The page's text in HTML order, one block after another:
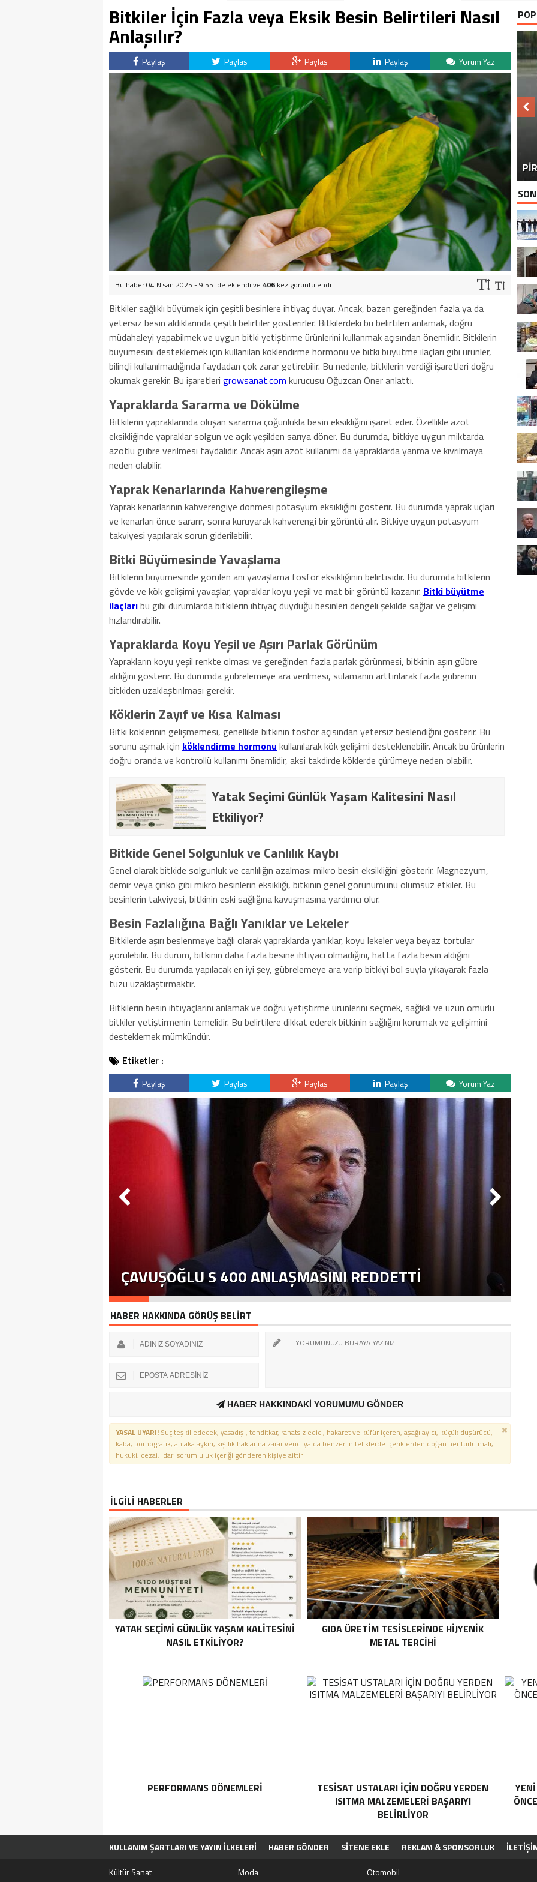
Bitkiler İçin Fazla veya Eksik Besin Belirtileri Nasıl
Anlaşılır?
Paylaş Paylaş Paylaş Paylaş Yorum Yaz
Bu haber 04 Nisan 2025 - 9:55 'de eklendi ve 406 kez görüntülendi.
Bitkiler sağlıklı büyümek için çeşitli besinlere ihtiyaç duyar. Ancak, bazen gereğinden fazla ya da
yetersiz besin aldıklarında çeşitli belirtiler gösterirler. Bitkilerdeki bu belirtileri anlamak, doğru
müdahaleyi yapabilmek ve uygun bitki yetiştirme ürünlerini kullanmak açısından önemlidir. Bitkilerin
büyümesini desteklemek için kullanılan köklendirme hormonu ve bitki büyütme ilaçları gibi ürünler,
bilinçli kullanılmadığında faydadan çok zarar getirebilir. Bu nedenle, bitkilerin verdiği işaretleri doğru
okumak gerekir. Bu işaretleri growsanat.com kurucusu Oğuzcan Öner anlattı.
Yapraklarda Sararma ve Dökülme
Bitkilerin yapraklarında oluşan sararma çoğunlukla besin eksikliğini işaret eder. Özellikle azot
eksikliğinde yapraklar solgun ve açık yeşilden sarıya döner. Bu durumda, bitkiye uygun miktarda
azotlu gübre verilmesi faydalıdır. Ancak aşırı azot kullanımı da yapraklarda yanma ve kıvrılmaya
neden olabilir.
Yaprak Kenarlarında Kahverengileşme
Yaprak kenarlarının kahverengiye dönmesi potasyum eksikliğini gösterir. Bu durumda yaprak uçları
ve kenarları önce sararır, sonra kuruyarak kahverengi bir görüntü alır. Bitkiye uygun potasyum
takviyesi yapılarak sorun giderilebilir.
Bitki Büyümesinde Yavaşlama
Bitkilerin büyümesinde görülen ani yavaşlama fosfor eksikliğinin belirtisidir. Bu durumda bitkilerin
gövde ve kök gelişimi yavaşlar, yapraklar koyu yeşil ve mat bir görüntü kazanır. Bitki büyütme
ilaçlarıbu gibi durumlarda bitkilerin ihtiyaç duyduğu besinleri dengeli şekilde sağlar ve gelişimi
hızlandırabilir.
Yapraklarda Koyu Yeşil ve Aşırı Parlak Görünüm
Yaprakların koyu yeşil renkte olması ve gereğinden fazla parlak görünmesi, bitkinin aşırı gübre
aldığını gösterir. Bu durumda gübrelemeye ara verilmesi, sulamanın arttırılarak fazla gübrenin
bitkiden uzaklaştırılması gerekir.
Köklerin Zayıf ve Kısa Kalması
Bitki köklerinin gelişmemesi, genellikle bitkinin fosfor açısından yetersiz beslendiğini gösterir. Bu
sorunu aşmak için köklendirme hormonu kullanılarak kök gelişimi desteklenebilir. Ancak bu ürünlerin
doğru oranda ve kontrollü kullanımı önemlidir, aksi takdirde köklerde çürümeye neden olabilir.
Yatak Seçimi Günlük Yaşam Kalitesini Nasıl
Etkiliyor?
Bitkide Genel Solgunluk ve Canlılık Kaybı
Genel olarak bitkide solgunluk ve canlılığın azalması mikro besin eksikliğini gösterir. Magnezyum,
demir veya çinko gibi mikro besinlerin eksikliği, bitkinin genel görünümünü olumsuz etkiler. Bu
besinlerin takviyesi, bitkinin eski sağlığına kavuşmasına yardımcı olur.
Besin Fazlalığına Bağlı Yanıklar ve Lekeler
Bitkilerde aşırı beslenmeye bağlı olarak yapraklarda yanıklar, koyu lekeler veya beyaz tortular
görülebilir. Bu durum, bitkinin daha fazla besine ihtiyacı olmadığını, hatta fazla besin aldığını
gösterir. Bu durumda yapılacak en iyi şey, gübrelemeye ara verip bitkiyi bol suyla yıkayarak fazla
tuzu uzaklaştırmaktır.
Bitkilerin besin ihtiyaçlarını anlamak ve doğru yetiştirme ürünlerini seçmek, sağlıklı ve uzun ömürlü
bitkiler yetiştirmenin temelidir. Bu belirtilere dikkat ederek bitkinin sağlığını korumak ve gelişimini
desteklemek mümkündür.
Etiketler :
Paylaş Paylaş Paylaş Paylaş Yorum Yaz
ÇAVUŞOĞLU S 400 ANLAŞMASINI REDDETTI
HABER HAKKINDA GÖRÜŞ BELİRT
HABER HAKKINDAKİ YORUMUMU GÖNDER
YASAL UYARI! Suç teşkil edecek, yasadışı, tehditkar, rahatsız edici, hakaret ve küfür içeren, aşağılayıcı, küçük düşürücü,
kaba, pornografik, ahlaka aykırı, kişilik haklarına zarar verici ya da benzeri niteliklerde içeriklerden doğan her türlü mali,
hukuki, cezai, idari sorumluluk içeriği gönderen kişiye aittir.
İLGİLİ HABERLER
YATAK SEÇIMI GÜNLÜK YAŞAM KALITESINI
NASIL ETKILIYOR?
GIDA ÜRETIM TESISLERINDE HIJYENIK
METAL TERCIHI
PERFORMANS DÖNEMLERI
TESISAT USTALARI İÇIN DOĞRU YERDEN
ISITMA MALZEMELERI BAŞARIYI
BELIRLIYOR
KULLANIM ŞARTLARI VE YAYIN İLKELERI HABER GÖNDER SİTENE EKLE REKLAM & SPONSORLUK
TÜM MANŞET HABERLERI
MOVIEBOX APP
Kültür Sanat Moda
Otomobil